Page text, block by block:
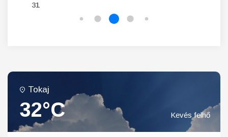
31
Tokaj
32°C Kevés felhő